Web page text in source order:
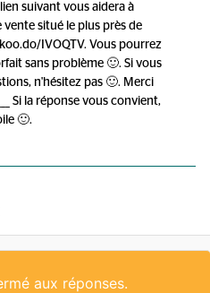
suivant vous aidera à
situé le plus près de
IVOQTV. Vous pourrez
sans problème 🙂. Si vous
n'hésitez pas 🙂. Merci
Si la réponse vous convient,
🙂.
aux réponses.